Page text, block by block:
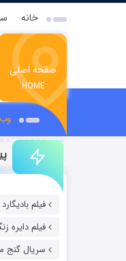
خانه
صفحه اصلی
HOME
فیلم بادیگارد
فیلم دایره
سریال گنج